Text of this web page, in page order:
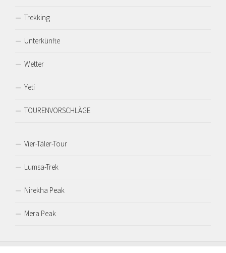
Trekking
Unterkünfte
Wetter
Yeti
TOURENVORSCHLÄGE
Vier-Täler-Tour
Lumsa-Trek
Nirekha Peak
Mera Peak